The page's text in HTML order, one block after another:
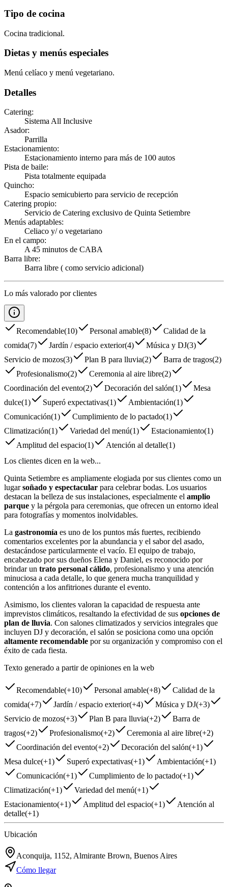
Tipo de cocina
Cocina tradicional.
Dietas y menús especiales
Menú celíaco y menú vegetariano.
Detalles
Catering:
Sistema All Inclusive
Asador:
Parrilla
Estacionamiento:
Estacionamiento interno para más de 100 autos
Pista de baile:
Pista totalmente equipada
Quincho:
Espacio semicubierto para servicio de recepción
Catering propio:
Servicio de Catering exclusivo de Quinta Setiembre
Menús adaptables:
Celiaco y/ o vegetariano
En el campo:
A 45 minutos de CABA
Barra libre:
Barra libre ( como servicio adicional)
Lo más valorado por clientes
Recomendable(10) Personal amable(8)
Calidad de la
comida(7) Jardín / espacio exterior(4) Música y DJ(3)
Servicio de mozos(3) Plan B para lluvia(2) Barra de tragos(2)
Profesionalismo(2) Ceremonia al aire libre(2)
Coordinación del evento(2) Decoración del salón(1)
Mesa
dulce(1) Superó expectativas(1) Ambientación(1)
Comunicación(1) Cumplimiento de lo pactado(1)
Climatización(1) Variedad del menú(1) Estacionamiento(1)
Amplitud del espacio(1) Atención al detalle(1)
Los clientes dicen en la web...
Quinta Setiembre es ampliamente elogiada por sus clientes como un
lugarsoñado y espectacular para celebrar bodas. Los usuarios
destacan la belleza de sus instalaciones, especialmente el amplio
parque y la pérgola para ceremonias, que ofrecen un entorno ideal
para fotografías y momentos inolvidables.
La gastronomía es uno de los puntos más fuertes, recibiendo
comentarios excelentes por la abundancia y el sabor del asado,
destacándose particularmente el vacío. El equipo de trabajo,
encabezado por sus dueños Elena y Daniel, es reconocido por
brindar un trato personal cálido, profesionalismo y una atención
minuciosa a cada detalle, lo que genera mucha tranquilidad y
contención a los anfitriones durante el evento.
Asimismo, los clientes valoran la capacidad de respuesta ante
imprevistos climáticos, resaltando la efectividad de sus opciones de
plan de lluvia. Con salones climatizados y servicios integrales que
incluyen DJ y decoración, el salón se posiciona como una opción
altamente recomendable por su organización y compromiso con el
éxito de cada fiesta.
Texto generado a partir de opiniones en la web
Recomendable(+10) Personal amable(+8)
Calidad de la
comida(+7) Jardín / espacio exterior(+4) Música y DJ(+3)
Servicio de mozos(+3) Plan B para lluvia(+2)
Barra de
tragos(+2) Profesionalismo(+2) Ceremonia al aire libre(+2)
Coordinación del evento(+2) Decoración del salón(+1)
Mesa dulce(+1) Superó expectativas(+1) Ambientación(+1)
Comunicación(+1) Cumplimiento de lo pactado(+1)
Climatización(+1) Variedad del menú(+1)
Estacionamiento(+1) Amplitud del espacio(+1)
Atención al
detalle(+1)
Ubicación
Aconquija, 1152, Almirante Brown, Buenos Aires
Cómo llegar